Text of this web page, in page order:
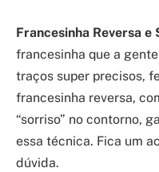
Francesinha Reversa e
francesinha que a
traços super precisos,
francesinha reversa,
“sorriso” no contorno,
essa técnica. Fica um
dúvida.